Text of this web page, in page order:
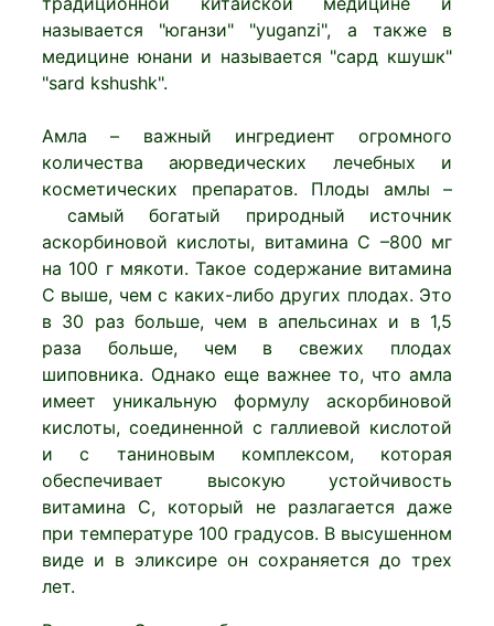
называется "юганзи" "yuganzi", а также в
медицине юнани и называется "сард кшушк"
"sard kshushk".
Амла – важный ингредиент огромного
количества аюрведических лечебных и
косметических препаратов. Плоды амлы –
самый богатый природный источник
аскорбиновой кислоты, витамина С –800 мг
на 100 г мякоти. Такое содержание витамина
С выше, чем с каких-либо других плодах. Это
в 30 раз больше, чем в апельсинах и в 1,5
раза больше, чем в свежих плодах
шиповника. Однако еще важнее то, что амла
имеет уникальную формулу аскорбиновой
кислоты, соединенной с галлиевой кислотой
и с таниновым комплексом, которая
обеспечивает высокую устойчивость
витамина С, который не разлагается даже
при температуре 100 градусов. В высушенном
виде и в эликсире он сохраняется до трех
лет.